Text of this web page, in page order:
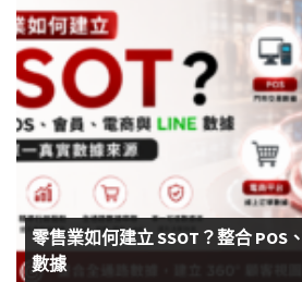
零售業如何建立 SSOT？整合 POS
數據